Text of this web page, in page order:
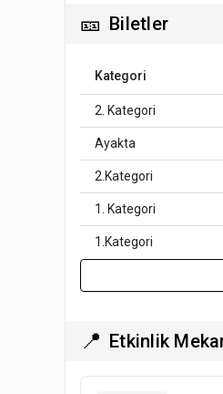
🎫 Biletler
Kategori
2. Kategori
Ayakta
2.Kategori
1. Kategori
1.Kategori
📍 Etkinlik